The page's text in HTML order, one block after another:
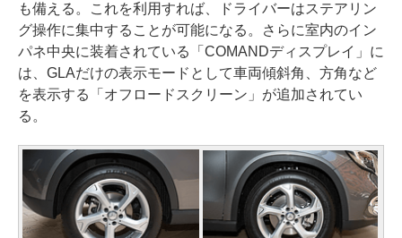
も備える。これを利用すれば、ドライバーはステアリン
グ操作に集中することが可能になる。さらに室内のイン
パネ中央に装着されている「COMANDディスプレイ」に
は、GLAだけの表示モードとして車両傾斜角、方角など
を表示する「オフロードスクリーン」が追加されてい
る。